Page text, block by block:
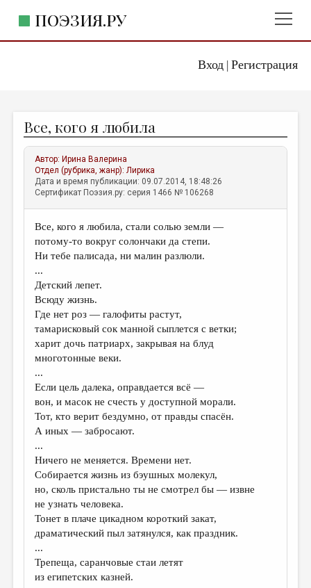
Вход| Регистрация
ПОЭЗИЯ.РУ
ЖАНРЫ
АВТОРЫ
КОММЕНТАРИИ
ЛИТСАЛОН
НОВОСТИ
ПРАВИЛА САЙТА
ОТДЕЛЫ И РУБРИКИ
ИЗБРАННОЕ
ДАЙДЖЕСТ
ПРОИЗВЕДЕНИЯ
ПЕРЕВОДЫ
КОНКУРСЫ
ДЕТСКАЯ КОМНАТА
КНИЖНАЯ ПОЛКА
ОБЗОР ЛИТЕРАТУРЫ
СТРАНИЦЫ ПАМЯТИ
ОБЪЯВЛЕНИЯ
КОЛОНКА РЕДАКТОРА
РЕДКОЛЛЕГИЯ
Все, кого я любила
Автор: Ирина Валерина
Отдел (рубрика, жанр):Лирика
Дата и время публикации: 09.07.2014, 18:48:26
Сертификат Поэзия.ру: серия 1466 № 106268
Все, кого я любила, стали солью земли —
потому-то вокруг солончаки да степи.
Ни тебе палисада, ни малин разлюли.
...
Детский лепет.
Всюду жизнь.
Где нет роз — галофиты растут,
тамарисковый сок манной сыплется с ветки;
харит дочь патриарх, закрывая на блуд
многотонные веки.
...
Если цель далека, оправдается всё —
вон, и масок не счесть у доступной морали.
Тот, кто верит бездумно, от правды спасён.
А иных — забросают.
...
Ничего не меняется. Времени нет.
Собирается жизнь из бэушных молекул,
но, сколь пристально ты не смотрел бы — извне
не узнать человека.
Тонет в плаче цикадном короткий закат,
драматический пыл затянулся, как праздник.
...
Трепеща, саранчовые стаи летят
из египетских казней.